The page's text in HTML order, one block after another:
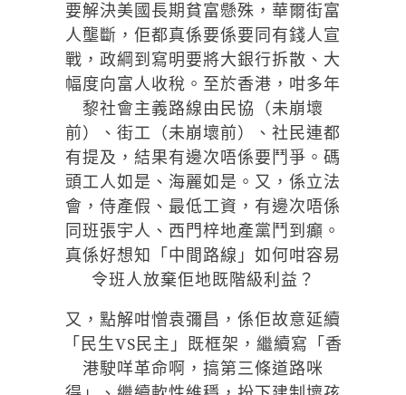
要解決美國長期貧富懸殊，華爾街富
人壟斷，佢都真係要係要同有錢人宣
戰，政綱到寫明要將大銀行拆散、大
幅度向富人收稅。至於香港，咁多年
黎社會主義路線由民協（未崩壞
前）、街工（未崩壞前）、社民連都
有提及，結果有邊次唔係要鬥爭。碼
頭工人如是、海麗如是。又，係立法
會，侍產假、最低工資，有邊次唔係
同班張宇人、西門梓地產黨鬥到癲。
真係好想知「中間路線」如何咁容易
令班人放棄佢地既階級利益？
又，點解咁憎袁彌昌，係佢故意延續
「民生VS民主」既框架，繼續寫「香
港駛咩革命啊，搞第三條道路咪